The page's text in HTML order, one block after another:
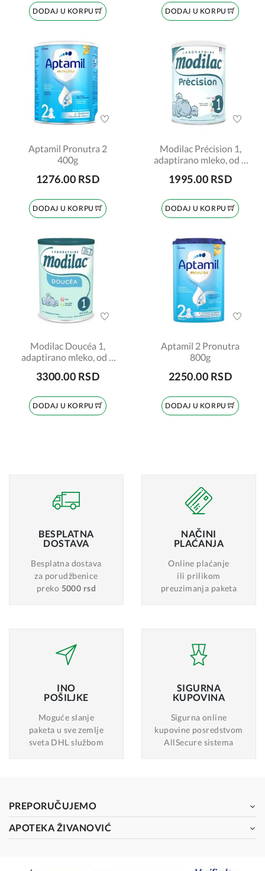
DODAJ U KORPU DODAJ U KORPU
Aptamil Pronutra 2
400g
1276.00 RSD
DODAJ U KORPU
Modilac Précision 1,
adaptirano mleko, od 0
1995.00 RSD
DODAJ U KORPU
Modilac Doucéa 1,
adaptirano mleko, od 0
3300.00 RSD
DODAJ U KORPU
Aptamil 2 Pronutra
800g
2250.00 RSD
DODAJ U KORPU
BESPLATNA
DOSTAVA
Besplatna dostava
za porudžbenice
preko 5000 rsd
NAČINI
PLAĆANJA
Online plaćanje
ili prilikom
preuzimanja paketa
INO
POŠILJKE
Moguće slanje
paketa u sve zemlje
sveta DHL službom
SIGURNA
KUPOVINA
Sigurna online
kupovine posredstvom
AllSecure sistema
PREPORUČUJEMO
APOTEKA ŽIVANOVIĆ